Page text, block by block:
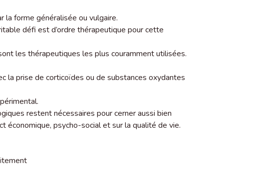
la forme généralisée ou vulgaire.
défi est d’ordre thérapeutique pour cette
les thérapeutiques les plus couramment utilisées.
la prise de corticoïdes ou de substances oxydantes
restent nécessaires pour cerner aussi bien
économique, psycho-social et sur la qualité de vie.